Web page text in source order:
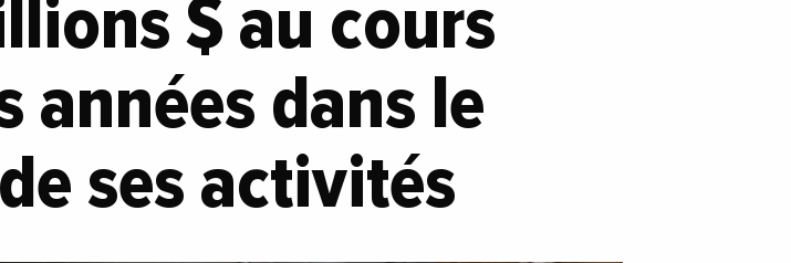
$ au cours
années dans le
ses activités